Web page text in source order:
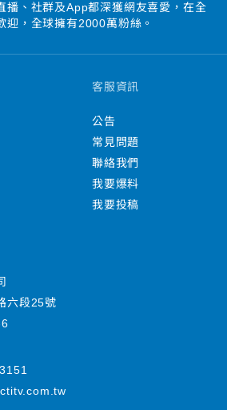
播、社群及App都深獲網友喜愛，在全
迎，全球擁有2000萬粉絲。
客服資訊
公告
常見問題
聯絡我們
我要爆料
我要投稿
六段25號